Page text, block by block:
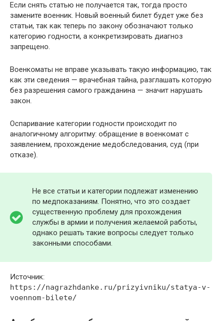
Если снять статью не получается так, тогда просто
замените военник. Новый военный билет будет уже без
статьи, так как теперь по закону обозначают только
категорию годности, а конкретизировать диагноз
запрещено.
Военкоматы не вправе указывать такую информацию, так
как эти сведения — врачебная тайна, разглашать которую
без разрешения самого гражданина — значит нарушать
закон.
Оспаривание категории годности происходит по
аналогичному алгоритму: обращение в военкомат с
заявлением, прохождение медобследования, суд (при
отказе).
Не все статьи и категории подлежат изменению
по медпоказаниям. Понятно, что это создает
существенную проблему для прохождения
службы в армии и получения желаемой работы,
однако решать такие вопросы следует только
законными способами.
Источник:
https://nagrazhdanke.ru/prizyivniku/statya-v-
voennom-bilete/